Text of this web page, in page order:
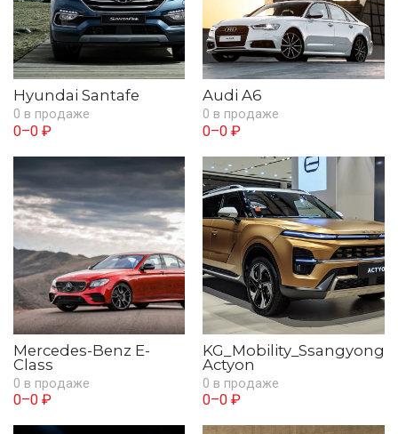
Hyundai Santafe
0 в продаже
0–0 ₽
Audi A6
0 в продаже
0–0 ₽
Mercedes-Benz E-
Class
0 в продаже
0–0 ₽
KG_Mobility_Ssangyong
Actyon
0 в продаже
0–0 ₽